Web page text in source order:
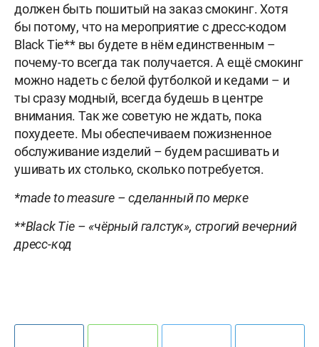
должен быть пошитый на заказ смокинг. Хотя
бы потому, что на мероприятие с дресс-кодом
Black Tie** вы будете в нём единственным –
почему-то всегда так получается. А ещё смокинг
можно надеть с белой футболкой и кедами – и
ты сразу модный, всегда будешь в центре
внимания. Так же советую не ждать, пока
похудеете. Мы обеспечиваем пожизненное
обслуживание изделий – будем расшивать и
ушивать их столько, сколько потребуется.
*made to measure – сделанный по мерке
**Black Tie – «чёрный галстук», строгий вечерний
дресс-код